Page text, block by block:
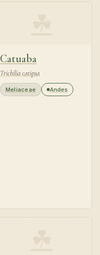
Catuaba
Trichilia catigua
Meliaceae Andes